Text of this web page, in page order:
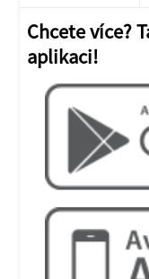
Chcete více?
aplikaci!